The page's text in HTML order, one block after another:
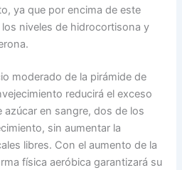
ya que por encima de este
niveles de hidrocortisona y
moderado de la pirámide de
reducirá el exceso
azúcar en sangre, dos de los
sin aumentar la
libres. Con el aumento de la
física aeróbica garantizará su